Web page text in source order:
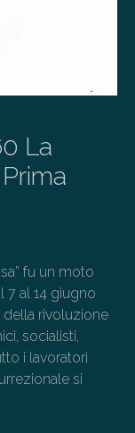
La
fu un moto
7 al 14 giugno
della rivoluzione
socialisti,
i lavoratori
si